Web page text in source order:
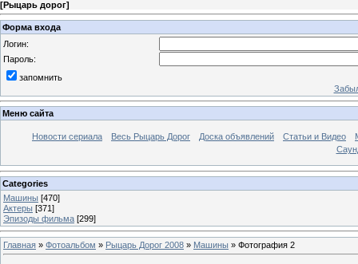
[Рыцарь дорог]
Форма входа
Логин:
Пароль:
запомнить
Меню сайта
Новости сериала Весь Рыцарь Дорог Доска объявлений Статьи и Видео
Categories
Машины [470]
Актеры [371]
Эпизоды фильма [299]
Главная » Фотоальбом » Рыцарь Дорог 2008 » Машины » Фотография 2